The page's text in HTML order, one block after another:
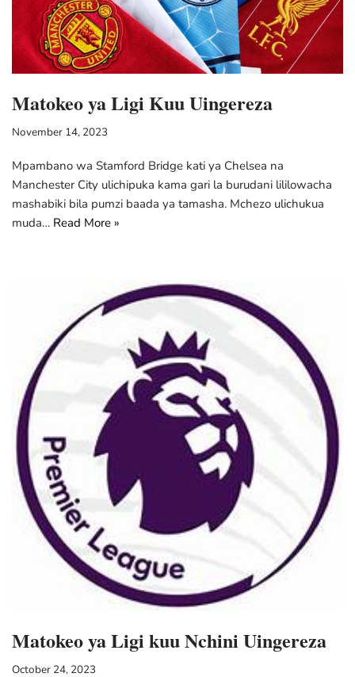
Matokeo ya Ligi Kuu Uingereza
November 14, 2023
Mpambano wa Stamford Bridge kati ya Chelsea na
Manchester City ulichipuka kama gari la burudani lililowacha
mashabiki bila pumzi baada ya tamasha. Mchezo ulichukua
muda… Read More »
Matokeo ya Ligi kuu Nchini Uingereza
October 24, 2023